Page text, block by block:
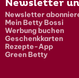
Newsletter
Newsletter
Mein Betty Bossi
Werbung buchen
Geschenkkarten
Rezepte-App
Green Betty